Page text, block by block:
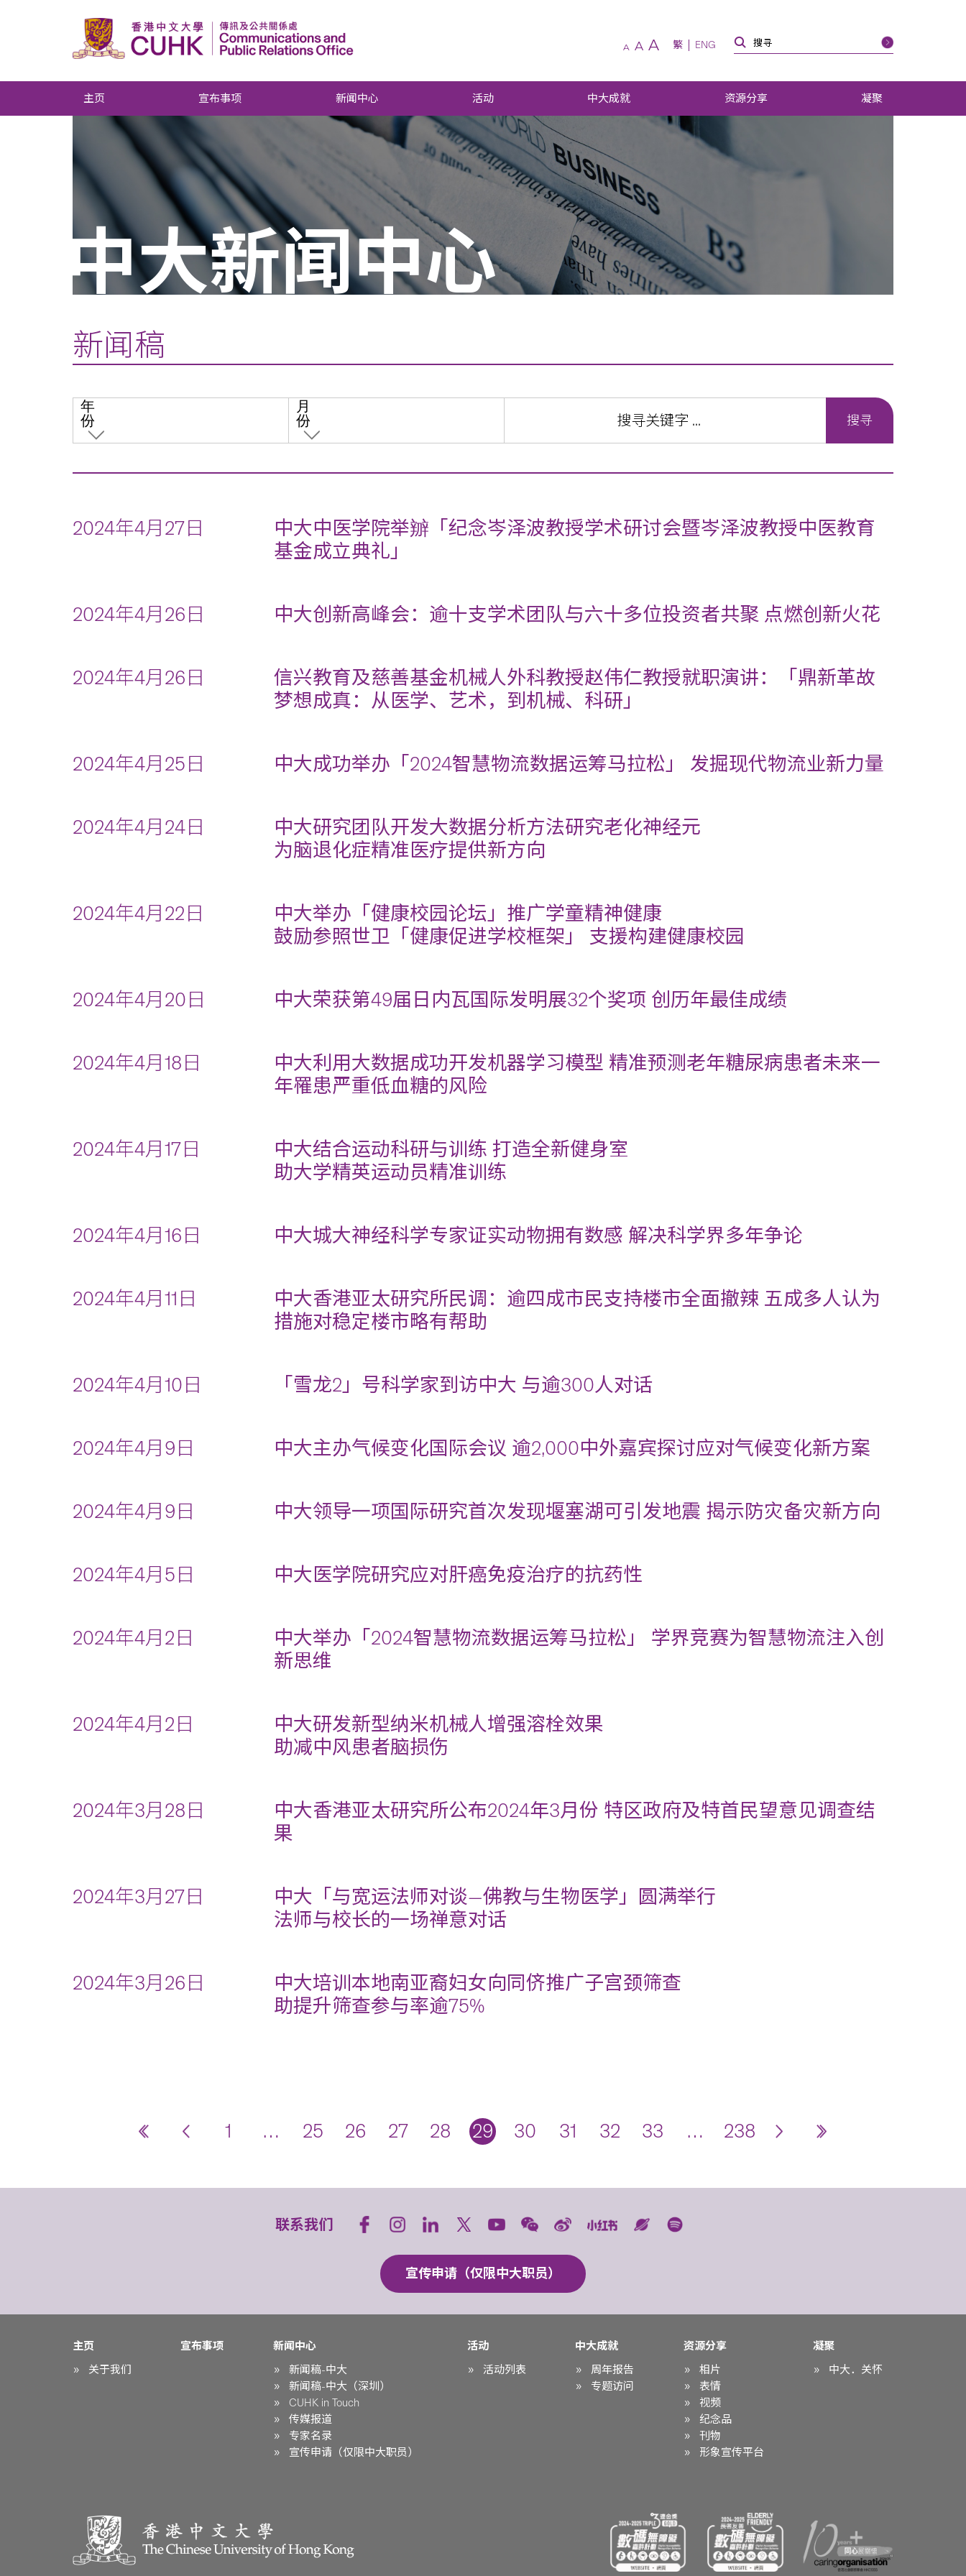
A A A 繁 ENG
主页 宣布事项 新闻中心 活动 中大成就 资源分享 凝聚
中大新闻中心
新闻稿
年
份
月
份
2024年4月27日
中大中医学院举辧「纪念岑泽波教授学术研讨会暨岑泽波教授中医教育
基金成立典礼」
2024年4月26日 中大创新高峰会：逾十支学术团队与六十多位投资者共聚 点燃创新火花
2024年4月26日
信兴教育及慈善基金机械人外科教授赵伟仁教授就职演讲：「鼎新革故
梦想成真：从医学、艺术，到机械、科研」
2024年4月25日 中大成功举办「2024智慧物流数据运筹马拉松」 发掘现代物流业新力量
2024年4月24日
中大研究团队开发大数据分析方法研究老化神经元
为脑退化症精准医疗提供新方向
2024年4月22日
中大举办「健康校园论坛」推广学童精神健康
鼓励参照世卫「健康促进学校框架」 支援构建健康校园
2024年4月20日 中大荣获第49届日内瓦国际发明展32个奖项 创历年最佳成绩
2024年4月18日
中大利用大数据成功开发机器学习模型 精准预测老年糖尿病患者未来一
年罹患严重低血糖的风险
2024年4月17日
中大结合运动科研与训练 打造全新健身室
助大学精英运动员精准训练
2024年4月16日 中大城大神经科学专家证实动物拥有数感 解决科学界多年争论
2024年4月11日
中大香港亚太研究所民调：逾四成市民支持楼市全面撤辣 五成多人认为
措施对稳定楼市略有帮助
2024年4月10日 「雪龙2」号科学家到访中大 与逾300人对话
2024年4月9日 中大主办气候变化国际会议 逾2,000中外嘉宾探讨应对气候变化新方案
2024年4月9日 中大领导一项国际研究首次发现堰塞湖可引发地震 揭示防灾备灾新方向
2024年4月5日 中大医学院研究应对肝癌免疫治疗的抗药性
2024年4月2日
中大举办「2024智慧物流数据运筹马拉松」 学界竞赛为智慧物流注入创
新思维
2024年4月2日
中大研发新型纳米机械人增强溶栓效果
助减中风患者脑损伤
2024年3月28日
中大香港亚太研究所公布2024年3月份 特区政府及特首民望意见调查结
果
2024年3月27日
中大「与宽运法师对谈—佛教与生物医学」圆满举行
法师与校长的一场禅意对话
2024年3月26日
中大培训本地南亚裔妇女向同侪推广子宫颈筛查
助提升筛查参与率逾75%
1 … 25 26 27 28 29 30 31 32 33 … 238
联系我们
宣传申请（仅限中大职员）
主页
关于我们
宣布事项
新闻中心
新闻稿-中大
新闻稿-中大（深圳）
CUHK in Touch
传媒报道
专家名录
宣传申请（仅限中大职员）
活动
活动列表
中大成就
周年报告
专题访问
资源分享
相片
表情
视频
纪念品
刊物
形象宣传平台
凝聚
中大．关怀